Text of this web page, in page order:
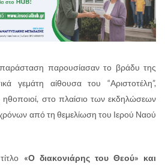
παράσταση παρουσίασαν το βράδυ της
γεμάτη αίθουσα του “Αριστοτέλη”,
ηθοποιοί, στο πλαίσιο των εκδηλώσεων
από τη θεμελίωση του Ιερού Ναού
«Ο διακονιάρης του Θεού» και